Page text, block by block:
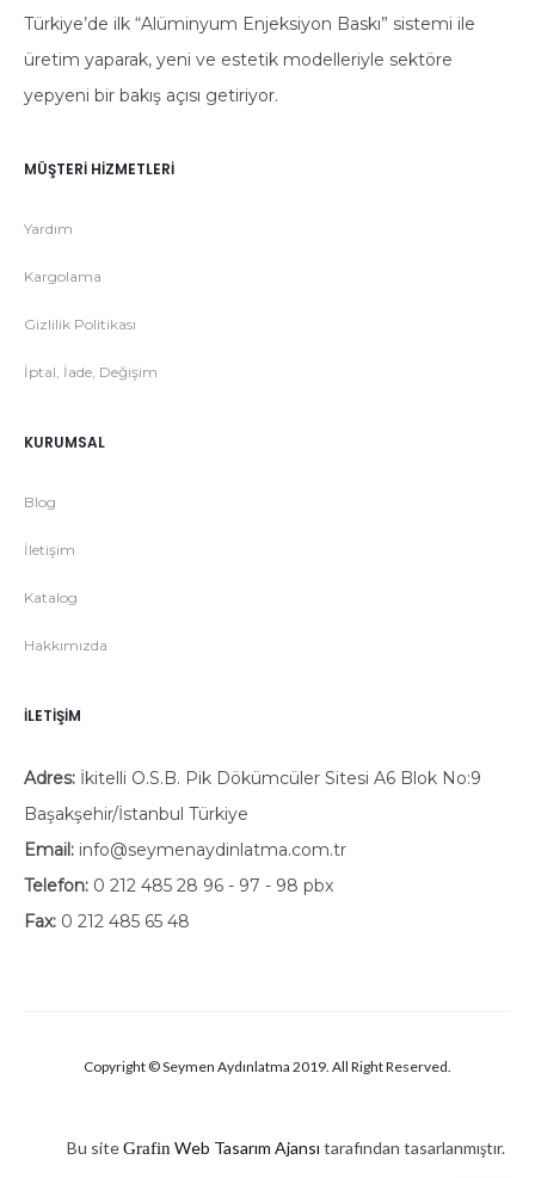
Türkiye’de ilk “Alüminyum Enjeksiyon Baskı” sistemi ile
üretim yaparak, yeni ve estetik modelleriyle sektöre
yepyeni bir bakış açısı getiriyor.
MÜŞTERI HIZMETLERI
Yardım
Kargolama
Gizlilik Politikası
İptal, İade, Değişim
KURUMSAL
Blog
İletişim
Katalog
Hakkımızda
İLETIŞIM
Adres: İkitelli O.S.B. Pik Dökümcüler Sitesi A6 Blok No:9
Başakşehir/İstanbul Türkiye
Email: info@seymenaydinlatma.com.tr
Telefon: 0 212 485 28 96 - 97 - 98 pbx
Fax: 0 212 485 65 48
Copyright © Seymen Aydınlatma 2019. All Right Reserved.
Bu siteGrafin Web Tasarım Ajansı tarafından tasarlanmıştır.